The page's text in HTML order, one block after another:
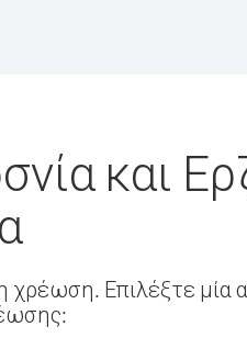
και
Επιλέξτε μία